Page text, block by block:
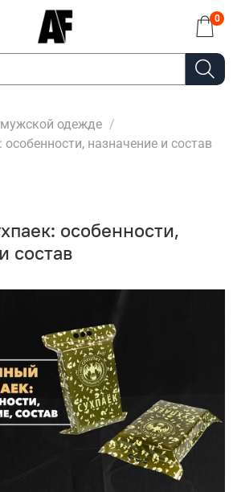
0
одежде
назначение и состав
особенности,
состав